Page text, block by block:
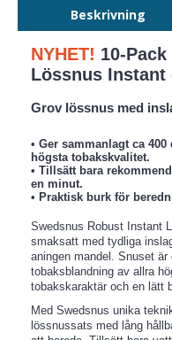
Beskrivning
NYHET! 10-
Lössnus
Grov lössnus med
• Ger sammanlagt ca
högsta tobakskvalitet.
• Tillsätt bara
en minut.
• Praktisk burk för
Swedsnus Robust Instant
smaksatt med tydliga
aningen mandel. Snuset
tobaksblandning av allra
tobakskaraktär och en lätt
Med Swedsnus unika
lössnussats med lång